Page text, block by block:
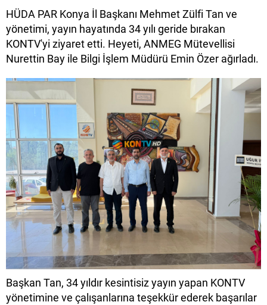
HÜDA PAR Konya İl Başkanı Mehmet Zülfi Tan ve
yönetimi, yayın hayatında 34 yılı geride bırakan
KONTV'yi ziyaret etti. Heyeti, ANMEG Mütevellisi
Nurettin Bay ile Bilgi İşlem Müdürü Emin Özer ağırladı.
Başkan Tan, 34 yıldır kesintisiz yayın yapan KONTV
yönetimine ve çalışanlarına teşekkür ederek başarılar